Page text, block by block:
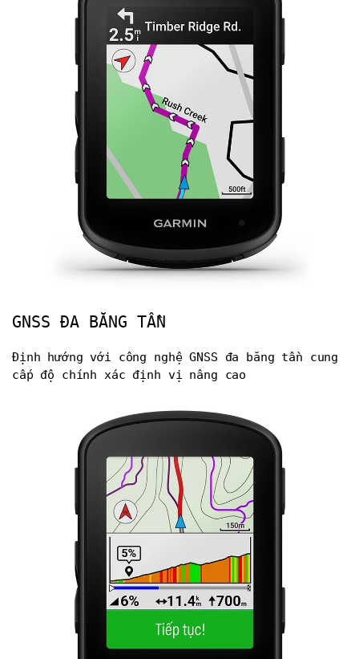
GNSS ĐA BĂNG TẦN
Định hướng với công nghệ GNSS đa băng tần cung
cấp độ chính xác định vị nâng cao